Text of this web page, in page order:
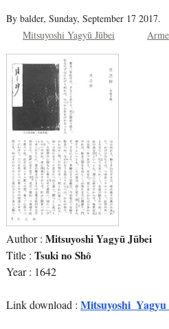
By balder, Sunday, September 17 2017.
Mitsuyoshi Yagyū Jūbei
Author : Mitsuyoshi Yagyū Jūbei
Title : Tsuki no Shô
Year : 1642
Link download :